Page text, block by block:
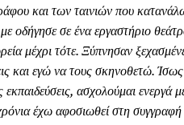
και των ταινιών που
οδήγησε σε ένα εργαστήριο
μέχρι τότε. Ξύπνησαν
και εγώ να τους σκηνοθετώ. Ίσως
εκπαιδεύσεις, ασχολούμαι
έχω αφοσιωθεί στη